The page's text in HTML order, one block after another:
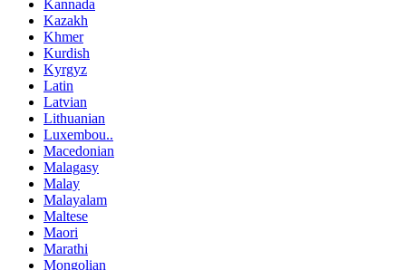
Kannada
Kazakh
Khmer
Kurdish
Kyrgyz
Latin
Latvian
Lithuanian
Luxembou..
Macedonian
Malagasy
Malay
Malayalam
Maltese
Maori
Marathi
Mongolian